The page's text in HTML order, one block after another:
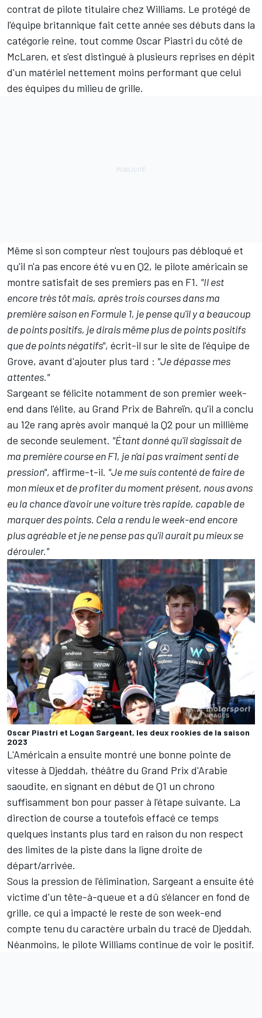
contrat de pilote titulaire chez Williams. Le protégé de
l'équipe britannique fait cette année ses débuts dans la
catégorie reine, tout comme Oscar Piastri du côté de
McLaren, et s'est distingué à plusieurs reprises en dépit
d'un matériel nettement moins performant que celui
des équipes du milieu de grille.
Même si son compteur n'est toujours pas débloqué et
qu'il n'a pas encore été vu en Q2, le pilote américain se
montre satisfait de ses premiers pas en F1. "Il est
encore très tôt mais, après trois courses dans ma
première saison en Formule 1, je pense qu'il y a beaucoup
de points positifs, je dirais même plus de points positifs
que de points négatifs", écrit-il sur le site de l'équipe de
Grove, avant d'ajouter plus tard : "Je dépasse mes
attentes."
Sargeant se félicite notamment de son premier week-
end dans l'élite, au Grand Prix de Bahreïn, qu'il a conclu
au 12e rang après avoir manqué la Q2 pour un millième
de seconde seulement. "Étant donné qu'il s'agissait de
ma première course en F1, je n'ai pas vraiment senti de
pression", affirme-t-il. "Je me suis contenté de faire de
mon mieux et de profiter du moment présent, nous avons
eu la chance d'avoir une voiture très rapide, capable de
marquer des points. Cela a rendu le week-end encore
plus agréable et je ne pense pas qu'il aurait pu mieux se
dérouler."
Oscar Piastri et Logan Sargeant, les deux rookies de la saison
2023
L'Américain a ensuite montré une bonne pointe de
vitesse à Djeddah, théâtre du Grand Prix d'Arabie
saoudite, en signant en début de Q1 un chrono
suffisamment bon pour passer à l'étape suivante. La
direction de course a toutefois effacé ce temps
quelques instants plus tard en raison du non respect
des limites de la piste dans la ligne droite de
départ/arrivée.
Sous la pression de l'élimination, Sargeant a ensuite été
victime d'un tête-à-queue et a dû s'élancer en fond de
grille, ce qui a impacté le reste de son week-end
compte tenu du caractère urbain du tracé de Djeddah.
Néanmoins, le pilote Williams continue de voir le positif.